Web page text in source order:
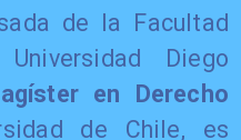
de la Facultad
Diego
en Derecho
de Chile, es